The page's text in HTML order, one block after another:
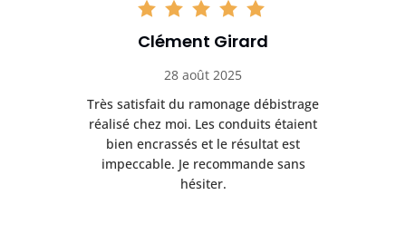
Clément Girard
28 août 2025
Très satisfait du ramonage débistrage
réalisé chez moi. Les conduits étaient
bien encrassés et le résultat est
impeccable. Je recommande sans
hésiter.